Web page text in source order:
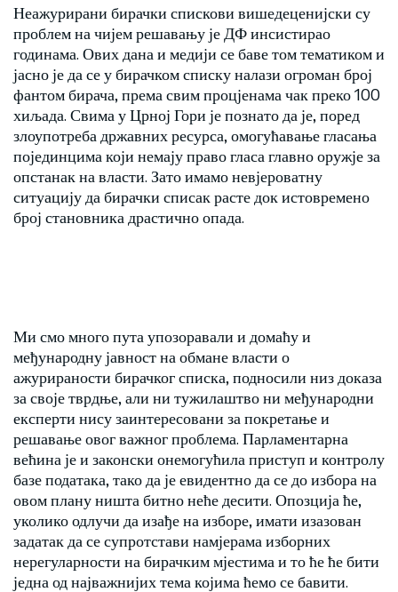
Неажурирани бирачки спискови вишедеценијски су
проблем на чијем решавању је ДФ инсистирао
годинама. Ових дана и медији се баве том тематиком и
јасно је да се у бирачком списку налази огроман број
фантом бирача, према свим процјенама чак преко 100
хиљада. Свима у Црној Гори је познато да је, поред
злоупотреба државних ресурса, омогућавање гласања
појединцима који немају право гласа главно оружје за
опстанак на власти. Зато имамо невјероватну
ситуацију да бирачки списак расте док истовремено
број становника драстично опада.
Ми смо много пута упозоравали и домаћу и
међународну јавност на обмане власти о
ажурираности бирачког списка, подносили низ доказа
за своје тврдње, али ни тужилаштво ни међународни
експерти нису заинтересовани за покретање и
решавање овог важног проблема. Парламентарна
већина је и законски онемогућила приступ и контролу
базе података, тако да је евидентно да се до избора на
овом плану ништа битно неће десити. Опозција ће,
уколико одлучи да изађе на изборе, имати изазован
задатак да се супротстави намјерама изборних
нерегуларности на бирачким мјестима и то ће ће бити
једна од најважнијих тема којима ћемо се бавити.